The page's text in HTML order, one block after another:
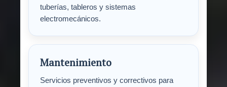
tuberías, tableros y sistemas
electromecánicos.
Mantenimiento
Servicios preventivos y correctivos para